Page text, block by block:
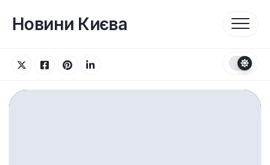
вмістуНовини Києва